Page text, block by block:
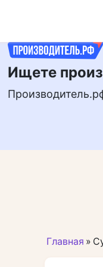
Ищете
Главная »